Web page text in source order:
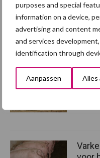
purposes and special
information on a device,
advertising and content
and services
identification through
Aanpassen Alles
EU-
voor